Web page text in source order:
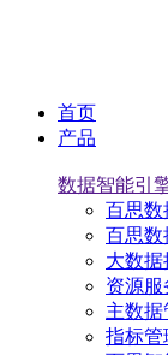
首页
产品
数据智能引
百思数
百思数
大数
资源
主数
指标管